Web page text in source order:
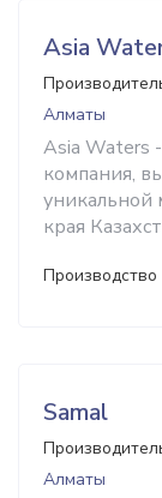
Asia
Алматы
Asia Waters
компания,
уникальной
края
Samal
Алматы